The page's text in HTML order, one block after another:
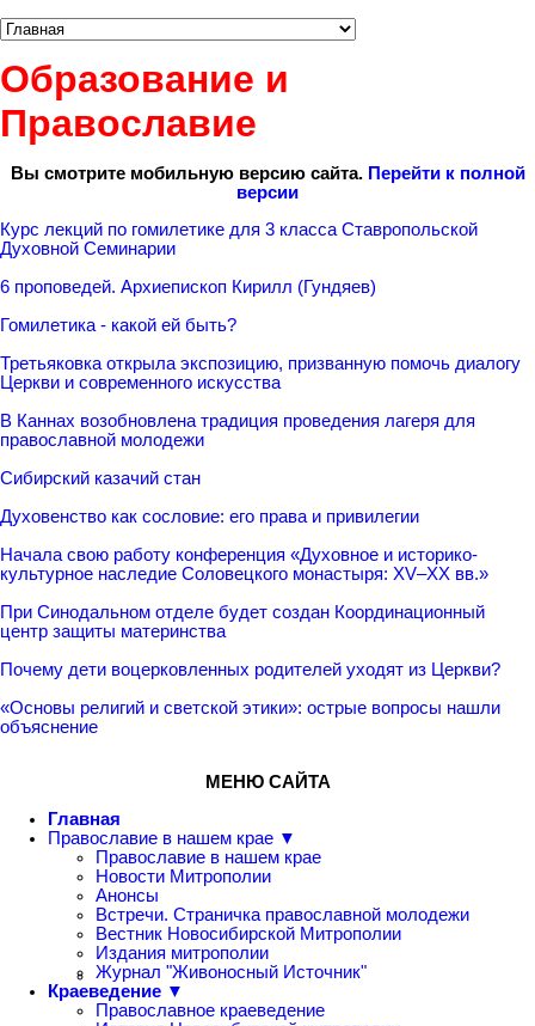
Образование и
Православие
Вы смотрите мобильную версию сайта. Перейти к полной
версии
Курс лекций по гомилетике для 3 класса Ставропольской
Духовной Семинарии
6 проповедей. Архиепископ Кирилл (Гундяев)
Гомилетика - какой ей быть?
Третьяковка открыла экспозицию, призванную помочь диалогу
Церкви и современного искусства
В Каннах возобновлена традиция проведения лагеря для
православной молодежи
Сибирский казачий стан
Духовенство как сословие: его права и привилегии
Начала свою работу конференция «Духовное и историко-
культурное наследие Соловецкого монастыря: XV–XX вв.»
При Синодальном отделе будет создан Координационный
центр защиты материнства
Почему дети воцерковленных родителей уходят из Церкви?
«Основы религий и светской этики»: острые вопросы нашли
объяснение
МЕНЮ САЙТА
Главная
Православие в нашем крае ▼
Православие в нашем крае
Новости Митрополии
Анонсы
Встречи. Страничка православной молодежи
Вестник Новосибирской Митрополии
Издания митрополии
Журнал "Живоносный Источник"
Краеведение ▼
Православное краеведение